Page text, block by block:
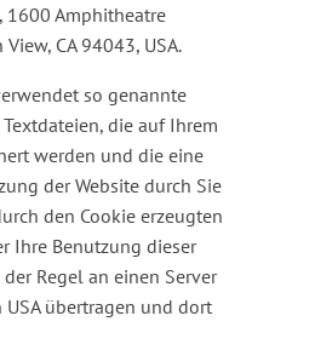
1600 Amphitheatre
CA 94043, USA.
so genannte
Textdateien, die auf Ihrem
werden und die eine
der Website durch Sie
den Cookie erzeugten
Ihre Benutzung dieser
Regel an einen Server
übertragen und dort